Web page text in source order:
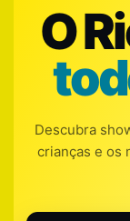
O
Descubra
crianças e os